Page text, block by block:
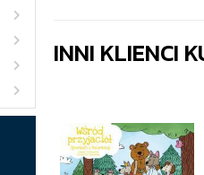
INNI KLIENCI